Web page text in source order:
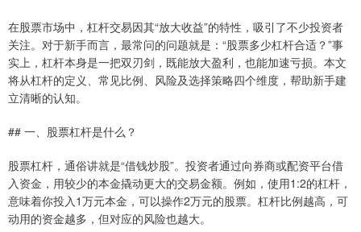
在股票市场中，杠杆交易因其“放大收益”的特性，吸引了不少投资者
关注。对于新手而言，最常问的问题就是：“股票多少杠杆合适？”事
实上，杠杆本身是一把双刃剑，既能放大盈利，也能加速亏损。本文
将从杠杆的定义、常见比例、风险及选择策略四个维度，帮助新手建
立清晰的认知。
## 一、股票杠杆是什么？
股票杠杆，通俗讲就是“借钱炒股”。投资者通过向券商或配资平台借
入资金，用较少的本金撬动更大的交易金额。例如，使用1:2的杠杆，
意味着你投入1万元本金，可以操作2万元的股票。杠杆比例越高，可
动用的资金越多，但对应的风险也越大。